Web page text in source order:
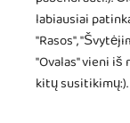
labiausiai
"Rasos",
"Ovalas" vieni
kitų susitikimų:).